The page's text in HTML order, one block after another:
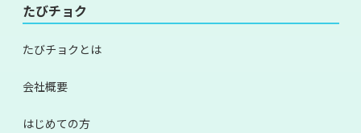
たびチョク
たびチョクとは
会社概要
はじめての方